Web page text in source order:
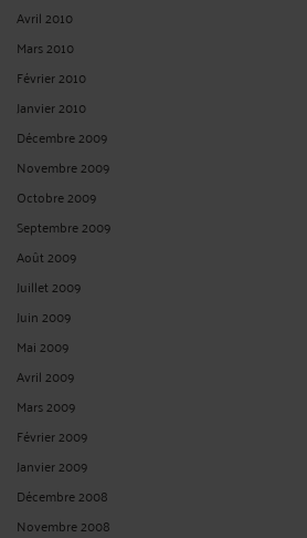
Avril 2010
Mars 2010
Février 2010
Janvier 2010
Décembre 2009
Novembre 2009
Octobre 2009
Septembre 2009
Août 2009
Juillet 2009
Juin 2009
Mai 2009
Avril 2009
Mars 2009
Février 2009
Janvier 2009
Décembre 2008
Novembre 2008